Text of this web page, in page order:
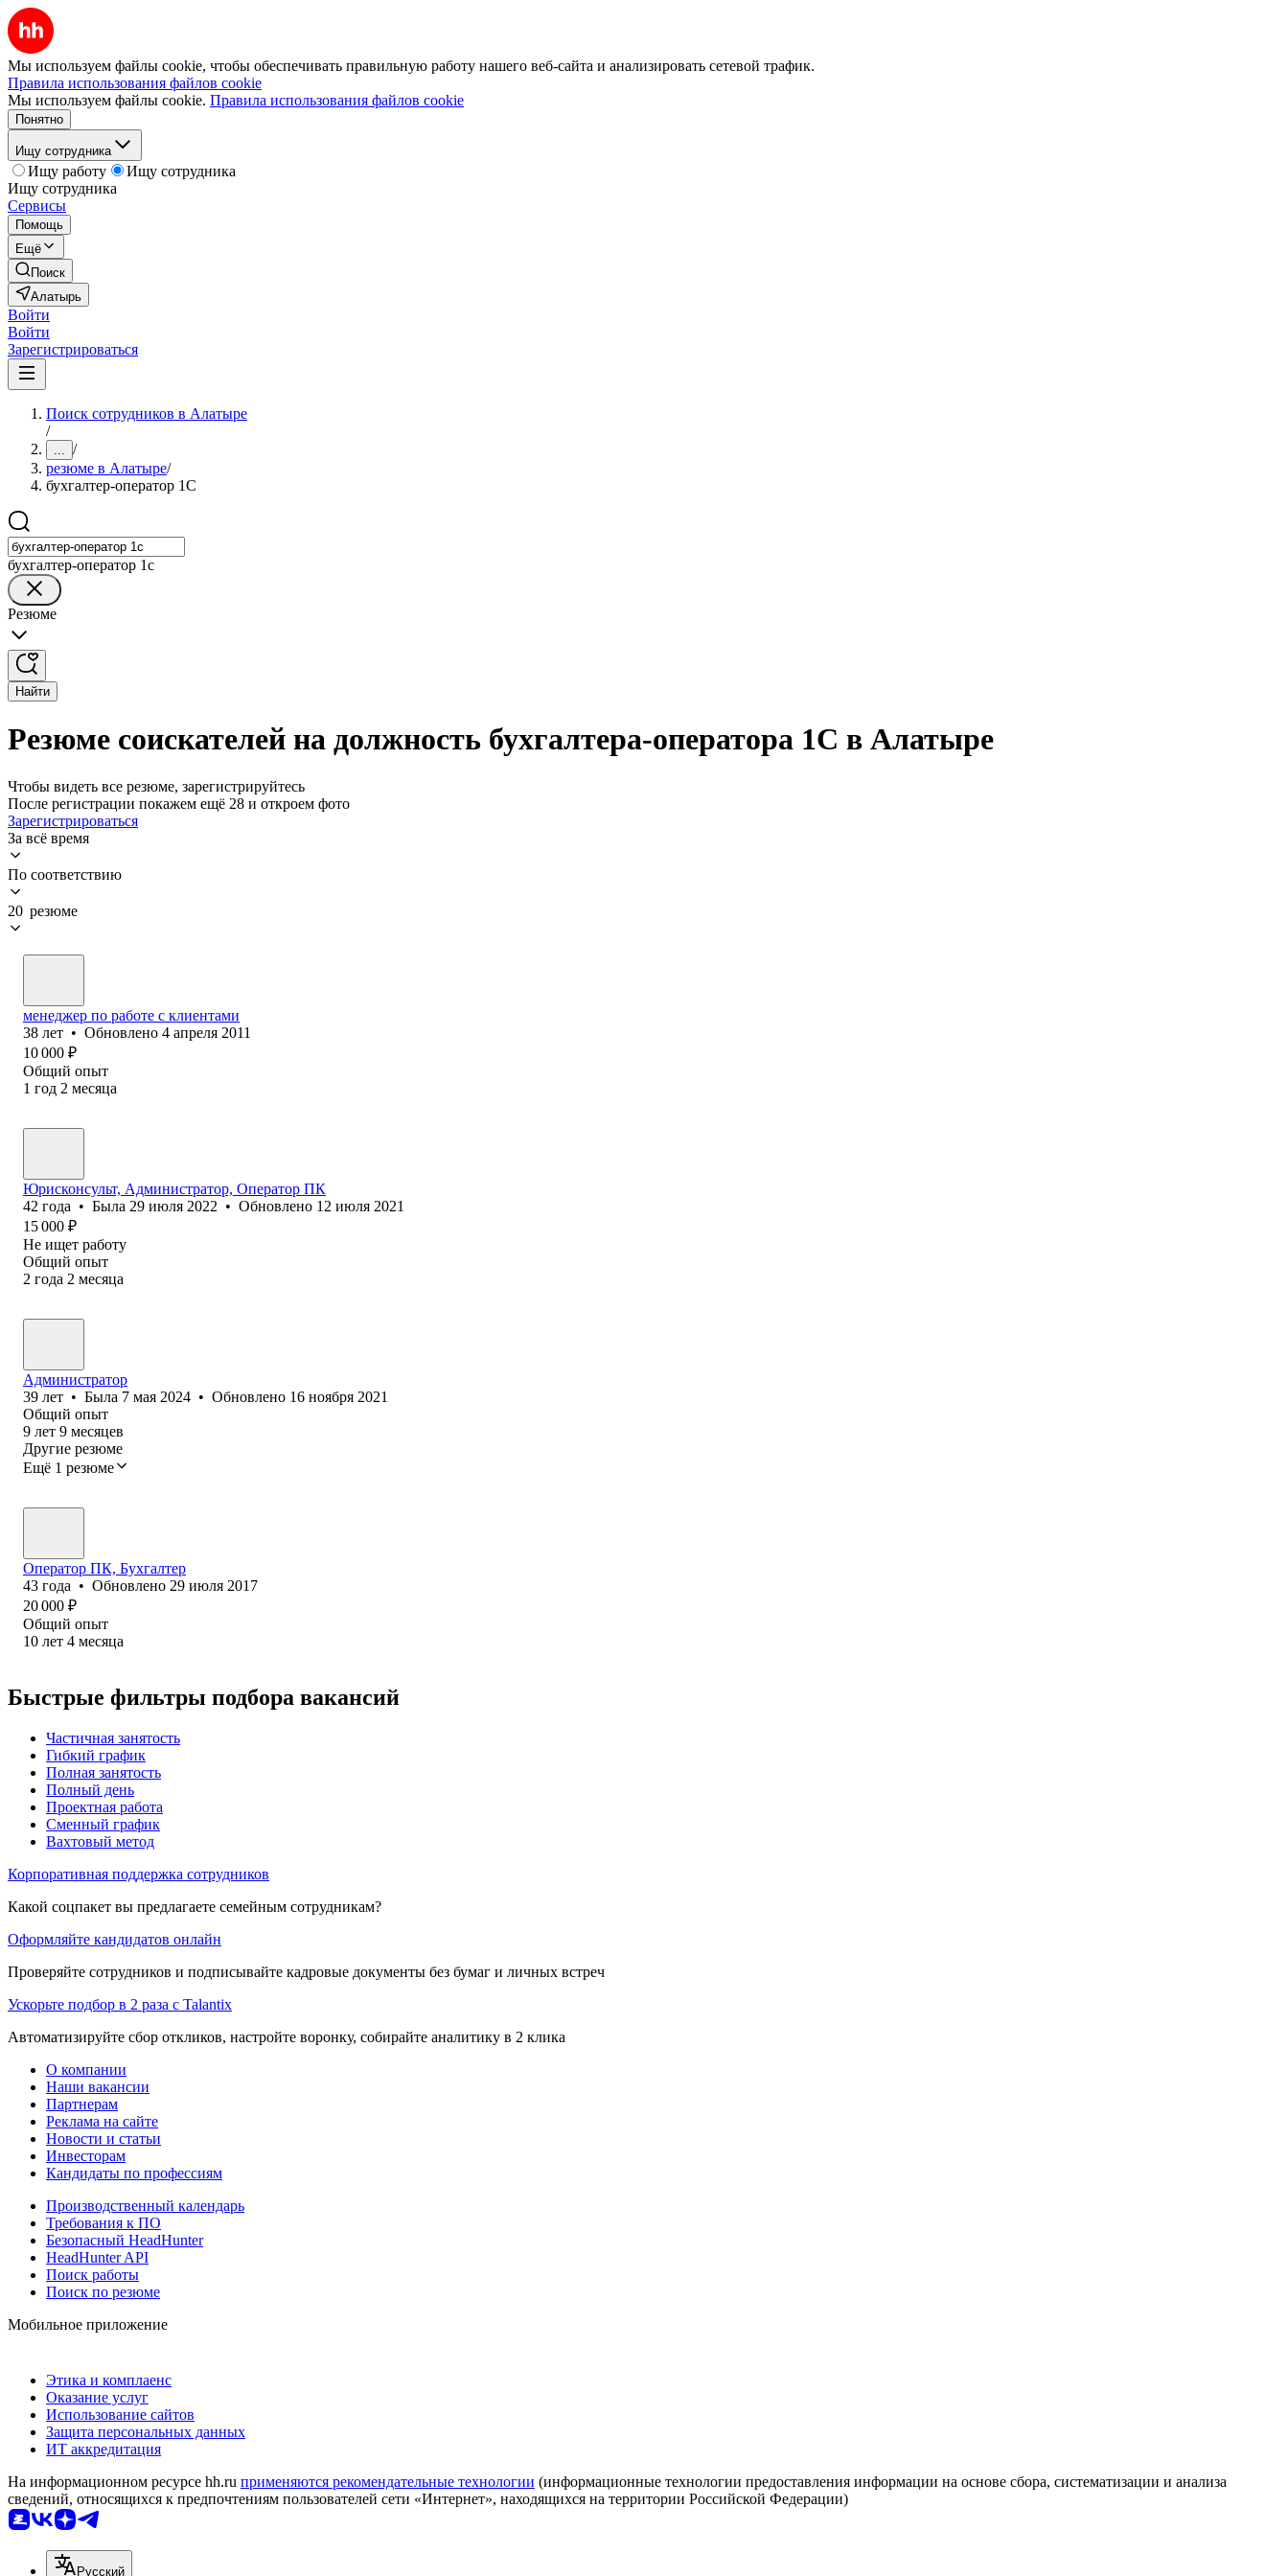
Мы используем файлы cookie, чтобы обеспечивать правильную работу нашего веб-сайта и анализировать сетевой трафик.
Правила использования файлов cookie
Мы используем файлы cookie. Правила использования файлов cookie
Понятно
Ищу сотрудника
Ищу работу
Ищу сотрудника
Ищу сотрудника
Сервисы
Помощь
Ещё
Поиск
Алатырь
Войти
Войти
Зарегистрироваться
Поиск сотрудников в Алатыре
/
... /
резюме в Алатыре/
бухгалтер-оператор 1С
бухгалтер-оператор 1с
Резюме
Найти
Резюме соискателей на должность бухгалтера-оператора 1С в Алатыре
Чтобы видеть все резюме, зарегистрируйтесь
После регистрации покажем ещё 28 и откроем фото
Зарегистрироваться
За всё время
По соответствию
20 резюме
менеджер по работе с клиентами
38 лет • Обновлено 4 апреля 2011
10 000 ₽
Общий опыт
1 год 2 месяца
Юрисконсульт, Администратор, Оператор ПК
42 года • Была 29 июля 2022 • Обновлено 12 июля 2021
15 000 ₽
Не ищет работу
Общий опыт
2 года 2 месяца
Администратор
39 лет • Была 7 мая 2024 • Обновлено 16 ноября 2021
Общий опыт
9 лет 9 месяцев
Другие резюме
Ещё 1 резюме
Оператор ПК, Бухгалтер
43 года • Обновлено 29 июля 2017
20 000 ₽
Общий опыт
10 лет 4 месяца
Быстрые фильтры подбора вакансий
Частичная занятость
Гибкий график
Полная занятость
Полный день
Проектная работа
Сменный график
Вахтовый метод
Корпоративная поддержка сотрудников
Какой соцпакет вы предлагаете семейным сотрудникам?
Оформляйте кандидатов онлайн
Проверяйте сотрудников и подписывайте кадровые документы без бумаг и личных встреч
Ускорьте подбор в 2 раза с Talantix
Автоматизируйте сбор откликов, настройте воронку, собирайте аналитику в 2 клика
О компании
Наши вакансии
Партнерам
Реклама на сайте
Новости и статьи
Инвесторам
Кандидаты по профессиям
Производственный календарь
Требования к ПО
Безопасный HeadHunter
HeadHunter API
Поиск работы
Поиск по резюме
Мобильное приложение
Этика и комплаенс
Оказание услуг
Использование сайтов
Защита персональных данных
ИТ аккредитация
На информационном ресурсе hh.ru применяются рекомендательные технологии (информационные технологии предоставления информации на основе сбора, систематизации и анализа
сведений, относящихся к предпочтениям пользователей сети «Интернет», находящихся на территории Российской Федерации)
Русский